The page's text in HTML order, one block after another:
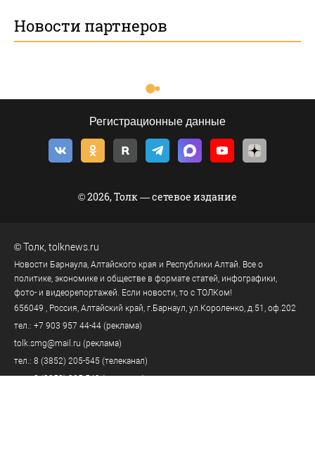
Новости партнеров
Регистрационные данные
© 2026, Толк — сетевое издание
©Толк tolknews.ru
Новости Барнаула, Алтайского края и Республики Алтай. Все о
политике, экономике и обществе в формате статей, инфографики,
фото- и видеорепортажей. Если новости, то с ТОЛКом!
656049 , Россия, Алтайский край, г.Барнаул, ул.Короленко, д.51, оф.202
тел.: +7 903 957 44-44 (реклама)
tolk.smg@mail.ru (реклама)
тел.: 8 (3852) 205-545 (телеканал)
тел.:8 (3852) 205-549(редакция)